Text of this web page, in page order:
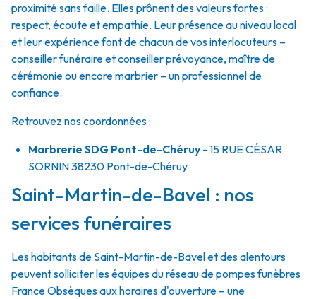
proximité sans faille. Elles prônent des valeurs fortes :
respect, écoute et empathie. Leur présence au niveau local
et leur expérience font de chacun de vos interlocuteurs –
conseiller funéraire et conseiller prévoyance, maître de
cérémonie ou encore marbrier – un professionnel de
confiance.
Retrouvez nos coordonnées :
Marbrerie SDG Pont-de-Chéruy - 15 RUE CÉSAR
SORNIN38230 Pont-de-Chéruy
Saint-Martin-de-Bavel : nos
services funéraires
Les habitants de Saint-Martin-de-Bavel et des alentours
peuvent solliciter les équipes du réseau de pompes funèbres
France Obsèques aux horaires d'ouverture – une